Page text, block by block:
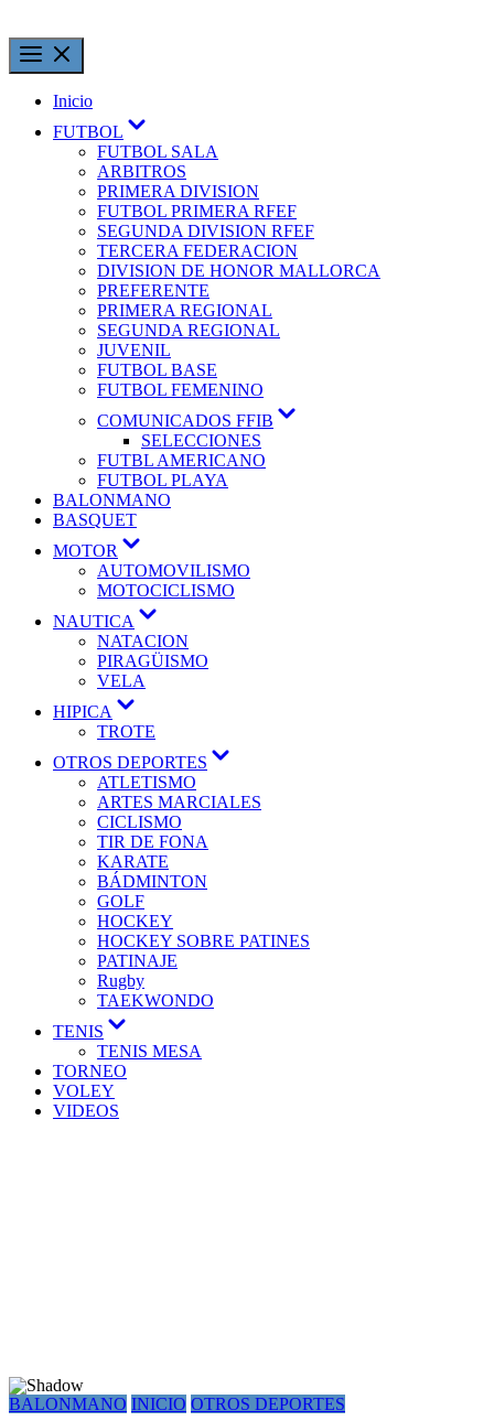
Inicio
FUTBOL
FUTBOL SALA
ARBITROS
PRIMERA DIVISION
FUTBOL PRIMERA RFEF
SEGUNDA DIVISION RFEF
TERCERA FEDERACION
DIVISION DE HONOR MALLORCA
PREFERENTE
PRIMERA REGIONAL
SEGUNDA REGIONAL
JUVENIL
FUTBOL BASE
FUTBOL FEMENINO
COMUNICADOS FFIB
SELECCIONES
FUTBL AMERICANO
FUTBOL PLAYA
BALONMANO
BASQUET
MOTOR
AUTOMOVILISMO
MOTOCICLISMO
NAUTICA
NATACION
PIRAGÜISMO
VELA
HIPICA
TROTE
OTROS DEPORTES
ATLETISMO
ARTES MARCIALES
CICLISMO
TIR DE FONA
KARATE
BÁDMINTON
GOLF
HOCKEY
HOCKEY SOBRE PATINES
PATINAJE
Rugby
TAEKWONDO
TENIS
TENIS MESA
TORNEO
VOLEY
VIDEOS
BALONMANO INICIO OTROS DEPORTES